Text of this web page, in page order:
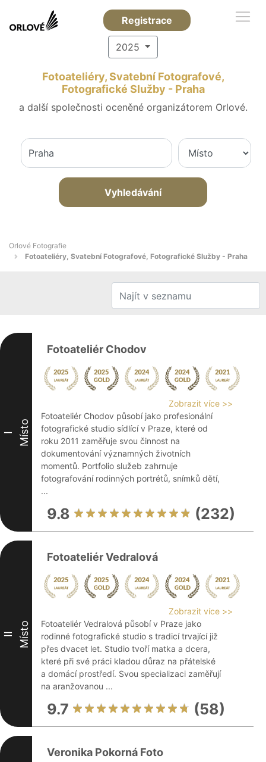
Registrace
2025
Fotoateliéry, Svatební Fotografové,
Fotografické Služby - Praha
a další společnosti oceněné organizátorem Orlové.
Vyhledávání
Orlové Fotografie
Fotoateliéry, Svatební Fotografové, Fotografické Služby - Praha
I Místo
Fotoateliér Chodov
Zobrazit více >>
Fotoateliér Chodov působí jako profesionální
fotografické studio sídlící v Praze, které od
roku 2011 zaměřuje svou činnost na
dokumentování významných životních
momentů. Portfolio služeb zahrnuje
fotografování rodinných portrétů, snímků dětí,
...
9.8 (232)
II Místo
Fotoateliér Vedralová
Zobrazit více >>
Fotoateliér Vedralová působí v Praze jako
rodinné fotografické studio s tradicí trvající již
přes dvacet let. Studio tvoří matka a dcera,
které při své práci kladou důraz na přátelské
a domácí prostředí. Svou specializaci zaměřují
na aranžovanou ...
9.7 (58)
Veronika Pokorná Foto